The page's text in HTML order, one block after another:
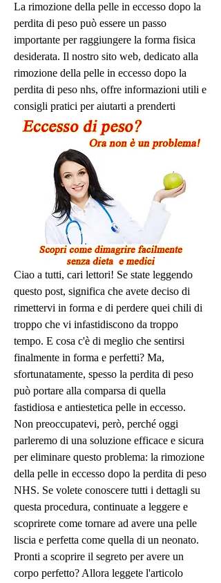
La rimozione della pelle in eccesso dopo la
perdita di peso può essere un passo
importante per raggiungere la forma fisica
desiderata. Il nostro sito web, dedicato alla
rimozione della pelle in eccesso dopo la
perdita di peso nhs, offre informazioni utili e
consigli pratici per aiutarti a prenderti
Ciao a tutti, cari lettori! Se state leggendo
questo post, significa che avete deciso di
rimettervi in forma e di perdere quei chili di
troppo che vi infastidiscono da troppo
tempo. E cosa c'è di meglio che sentirsi
finalmente in forma e perfetti? Ma,
sfortunatamente, spesso la perdita di peso
può portare alla comparsa di quella
fastidiosa e antiestetica pelle in eccesso.
Non preoccupatevi, però, perché oggi
parleremo di una soluzione efficace e sicura
per eliminare questo problema: la rimozione
della pelle in eccesso dopo la perdita di peso
NHS. Se volete conoscere tutti i dettagli su
questa procedura, continuate a leggere e
scoprirete come tornare ad avere una pelle
liscia e perfetta come quella di un neonato.
Pronti a scoprire il segreto per avere un
corpo perfetto? Allora leggete l'articolo